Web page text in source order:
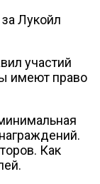
Лукойл
участий
имеют право
Как